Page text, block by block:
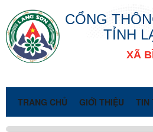
CỔNG
TỈNH
XÃ
TRANG CHỦ GIỚI THIỆU TIN